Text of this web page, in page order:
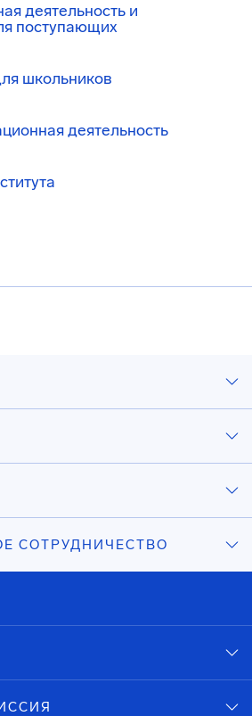
деятельность и
поступающих
школьников
деятельность
СОТРУДНИЧЕСТВО